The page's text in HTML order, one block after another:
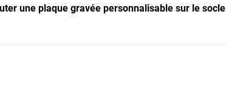
une plaque gravée personnalisable sur le socle